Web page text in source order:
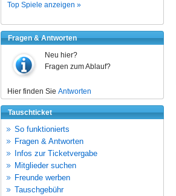
Top Spiele anzeigen »
Fragen & Antworten
Neu hier?
Fragen zum Ablauf?
Hier finden Sie Antworten
Tauschticket
So funktionierts
Fragen & Antworten
Infos zur Ticketvergabe
Mitglieder suchen
Freunde werben
Tauschgebühr